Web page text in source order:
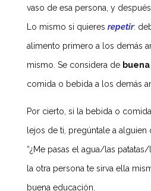
vaso de esa persona, y
Lo mismo si quieres repetir:
alimento primero a los demás
mismo. Se considera de
comida o bebida a los demás
Por cierto, si la bebida o
lejos de ti, pregúntale a alguien
“¿Me pasas el agua/las
la otra persona te sirva ella
buena educación.